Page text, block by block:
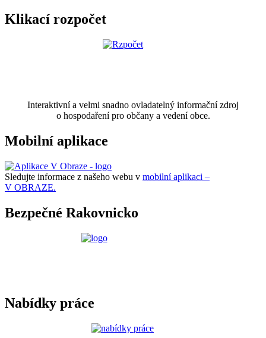
Klikací rozpočet
Interaktivní a velmi snadno ovladatelný informační zdroj
o hospodaření pro občany a vedení obce.
Mobilní aplikace
Sledujte informace z našeho webu v mobilní aplikaci –
V OBRAZE.
Bezpečné Rakovnicko
Nabídky práce